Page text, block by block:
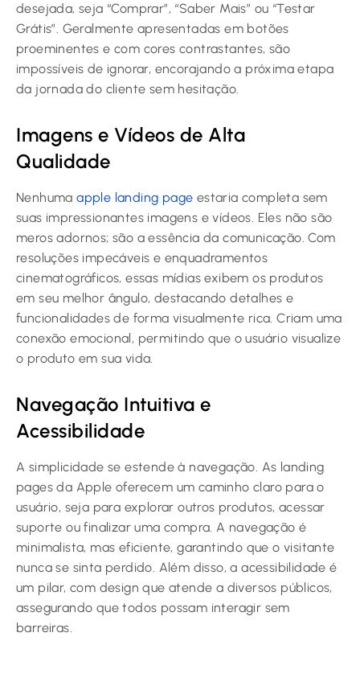
desejada, seja “Comprar”, “Saber Mais” ou “Testar
Grátis”. Geralmente apresentadas em botões
proeminentes e com cores contrastantes, são
impossíveis de ignorar, encorajando a próxima etapa
da jornada do cliente sem hesitação.
Imagens e Vídeos de Alta
Qualidade
Nenhumaapple landing page estaria completa sem
suas impressionantes imagens e vídeos. Eles não são
meros adornos; são a essência da comunicação. Com
resoluções impecáveis e enquadramentos
cinematográficos, essas mídias exibem os produtos
em seu melhor ângulo, destacando detalhes e
funcionalidades de forma visualmente rica. Criam uma
conexão emocional, permitindo que o usuário visualize
o produto em sua vida.
Navegação Intuitiva e
Acessibilidade
A simplicidade se estende à navegação. As landing
pages da Apple oferecem um caminho claro para o
usuário, seja para explorar outros produtos, acessar
suporte ou finalizar uma compra. A navegação é
minimalista, mas eficiente, garantindo que o visitante
nunca se sinta perdido. Além disso, a acessibilidade é
um pilar, com design que atende a diversos públicos,
assegurando que todos possam interagir sem
barreiras.